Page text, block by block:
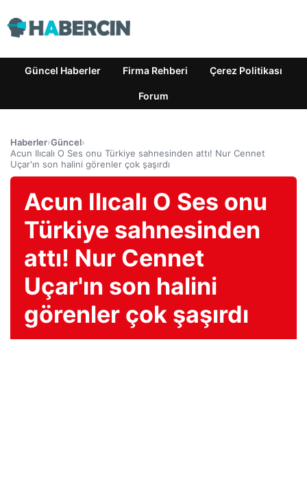
Güncel Haberler Firma Rehberi Çerez Politikası
Forum
Haberler›Güncel›
Acun Ilıcalı O Ses onu Türkiye sahnesinden attı! Nur Cennet
Uçar'ın son halini görenler çok şaşırdı
Acun Ilıcalı O Ses onu
Türkiye sahnesinden
attı! Nur Cennet
Uçar'ın son halini
görenler çok şaşırdı